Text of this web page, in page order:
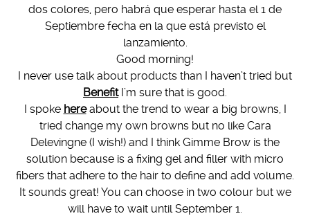
dos colores, pero habrá que esperar hasta el 1 de
Septiembre fecha en la que está previsto el
lanzamiento.
Good morning!
I never use talk about products than I haven’t tried but
BenefitI’m sure that is good.
I spoke hereabout the trend to wear a big browns, I
tried change my own browns but no like Cara
Delevingne (I wish!) and I think Gimme Brow is the
solution because is a fixing gel and filler with micro
fibers that adhere to the hair to define and add volume.
It sounds great! You can choose in two colour but we
will have to wait until September 1.